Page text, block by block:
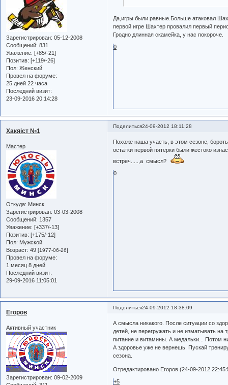
Зарегистрирован: 05-12-2008
Сообщений: 831
Уважение: [+85/-21]
Позитив: [+119/-26]
Пол: Женский
Провел на форуме:
25 дней 22 часа
Последний визит:
23-09-2016 20:14:28
Да,игры были равные.Больше атаковал
первой игре Шахтер провалил первый
Гродно длинная скамейка, у нас покороче.
0
Поделиться24-09-2012 18:11:28
Хакяiст №1
Мастер
Откуда: Минск
Зарегистрирован: 03-03-2008
Сообщений: 1357
Уважение: [+337/-13]
Позитив: [+175/-12]
Пол: Мужской
Возраст: 49 [1977-06-26]
Провел на форуме:
1 месяц 8 дней
Последний визит:
29-09-2016 11:05:01
Похоже наша участь, в этом сезоне,
остатки первой пятерки были жестоко
встреч.....,а смысл?
0
Поделиться24-09-2012 18:38:09
Егоров
Активный участник
Зарегистрирован: 09-02-2009
А смысла никакого. После ситуации со
детей, не перегружать и не изматывать на
питание и витамины. А медальки... Потом
А здоровье уже не вернешь. Пускай
сезона.
Отредактировано Егоров (24-09-2012
+5